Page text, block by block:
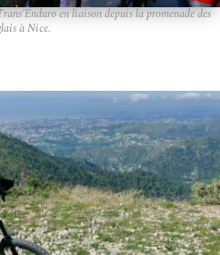
en liaison depuis la promenade des
à Nice.